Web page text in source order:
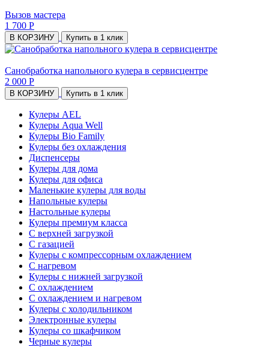
Вызов мастера
1 700 Р
В КОРЗИНУ Купить в 1 клик
Санобработка напольного кулера в сервисцентре
2 000 Р
В КОРЗИНУ Купить в 1 клик
Кулеры AEL
Кулеры Aqua Well
Кулеры Bio Family
Кулеры без охлаждения
Диспенсеры
Кулеры для дома
Кулеры для офиса
Маленькие кулеры для воды
Напольные кулеры
Настольные кулеры
Кулеры премиум класса
С верхней загрузкой
С газацией
Кулеры с компрессорным охлаждением
С нагревом
Кулеры с нижней загрузкой
С охлаждением
С охлаждением и нагревом
Кулеры с холодильником
Электронные кулеры
Кулеры со шкафчиком
Черные кулеры